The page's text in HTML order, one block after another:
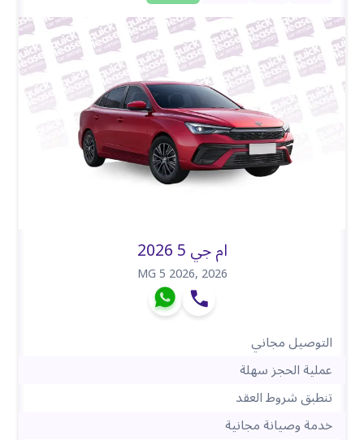
ام جي 5 2026
MG 5 2026,2026
التوصيل مجاني
عملية الحجز سهلة
تنطبق شروط العقد
خدمة وصيانة مجانية